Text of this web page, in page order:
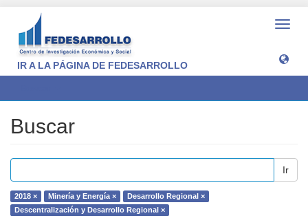
IR A LA PÁGINA DE FEDESARROLLO
Buscar
Ir
2018 × Minería y Energía ×
Desarrollo Regional ×
Descentralización y Desarrollo Regional ×